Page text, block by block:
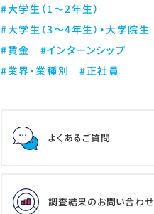
#大学生（1～2年生）
#大学生（3～4年生）・大学院生
#賃金
#インターンシップ
#業界・業種別
#正社員
よくあるご質問
調査結果のお問い合わせ